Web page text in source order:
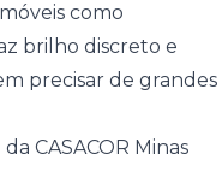
como
brilho discreto e
precisar de grandes